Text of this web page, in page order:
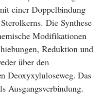
einer Doppelbindung
Die Synthese
Modifikationen
Reduktion und
über den
Deoxyxyluloseweg. Das
Ausgangsverbindung.